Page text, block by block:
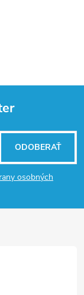
osobných
ODOBERAŤ